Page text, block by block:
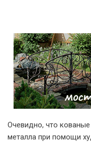
Очевидно, что
металла при помощи